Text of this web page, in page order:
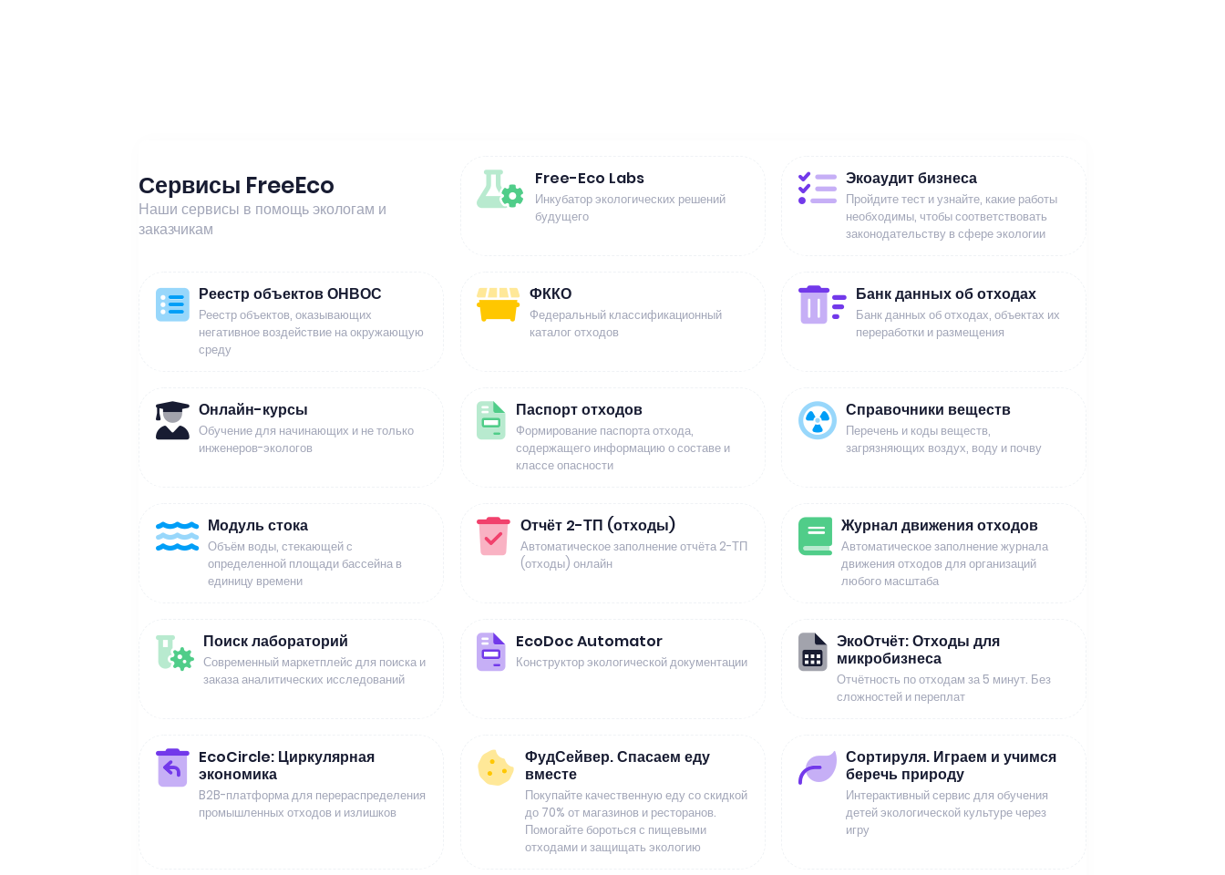
Сервисы FreeEco
Наши сервисы в помощь экологам и
заказчикам
Free-Eco Labs
Инкубатор экологических решений
будущего
Экоаудит бизнеса
Пройдите тест и узнайте, какие работы
необходимы, чтобы соответствовать
законодательству в сфере экологии
Реестр объектов ОНВОС
Реестр объектов, оказывающих
негативное воздействие на окружающую
среду
ФККО
Федеральный классификационный
каталог отходов
Банк данных об отходах
Банк данных об отходах, объектах их
переработки и размещения
Онлайн-курсы
Обучение для начинающих и не только
инженеров-экологов
Паспорт отходов
Формирование паспорта отхода,
содержащего информацию о составе и
классе опасности
Справочники веществ
Перечень и коды веществ,
загрязняющих воздух, воду и почву
Модуль стока
Объём воды, стекающей с
определенной площади бассейна в
единицу времени
Отчёт 2-ТП (отходы)
Автоматическое заполнение отчёта 2-ТП
(отходы) онлайн
Журнал движения отходов
Автоматическое заполнение журнала
движения отходов для организаций
любого масштаба
Поиск лабораторий
Современный маркетплейс для поиска и
заказа аналитических исследований
EcoDoc Automator
Конструктор экологической документации
ЭкоОтчёт: Отходы для
микробизнеса
Отчётность по отходам за 5 минут. Без
сложностей и переплат
EcoCircle: Циркулярная
экономика
B2B-платформа для перераспределения
промышленных отходов и излишков
ФудСейвер. Спасаем еду
вместе
Покупайте качественную еду со скидкой
до 70% от магазинов и ресторанов.
Помогайте бороться с пищевыми
отходами и защищать экологию
Сортируля. Играем и учимся
беречь природу
Интерактивный сервис для обучения
детей экологической культуре через
игру